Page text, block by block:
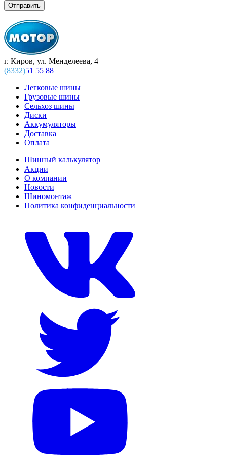
г. Киров, ул. Менделеева, 4
(8332)51 55 88
Легковые шины
Грузовые шины
Сельхоз шины
Диски
Аккумуляторы
Доставка
Оплата
Шинный калькулятор
Акции
О компании
Новости
Шиномонтаж
Политика конфиденциальности